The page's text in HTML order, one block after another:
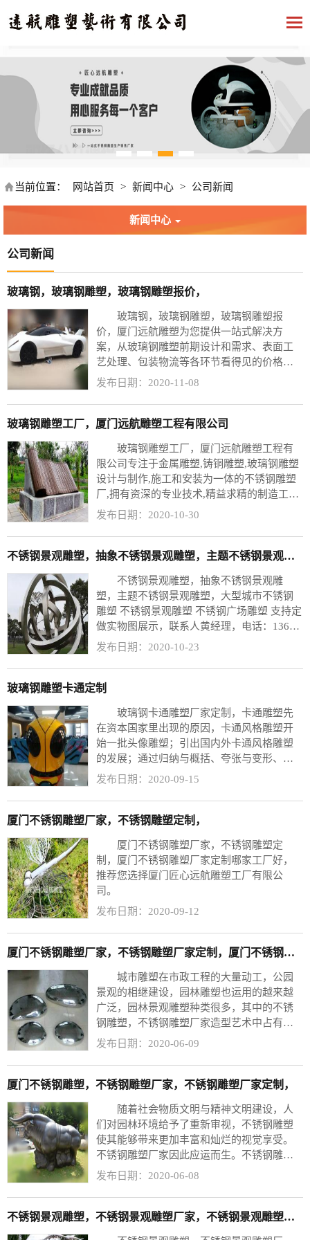
当前位置： 网站首页 > 新闻中心 > 公司新闻
新闻中心
公司新闻
玻璃钢，玻璃钢雕塑，玻璃钢雕塑报价，
玻璃钢，玻璃钢雕塑，玻璃钢雕塑报
价，厦门远航雕塑为您提供一站式解决方
案，从玻璃钢雕塑前期设计和需求、表面工
艺处理、包装物流等各环节看得见的价格计
算一切尽在您掌握中，联系远航雕塑厂家，
塑批发价格要多少钱？可以这样说吧一分钱
一分货，批量生产减少模具开发成本的玻璃
发布日期：2020-11-08
玻璃钢雕塑工厂，厦门远航雕塑工程有限公司
玻璃钢雕塑工厂，厦门远航雕塑工程有
限公司专注于金属雕塑,铸铜雕塑,玻璃钢雕塑
设计与制作,施工和安装为一体的不锈钢雕塑
厂,拥有资深的专业技术,精益求精的制造工艺,
广受专业人士好评。 园林玻璃钢摆件，景观
不锈钢雕塑造型的刺厂家制作定制业务。
发布日期：2020-10-30
不锈钢景观雕塑，抽象不锈钢景观雕塑，主题不锈钢景观雕塑，
不锈钢景观雕塑，抽象不锈钢景观雕
塑，主题不锈钢景观雕塑，大型城市不锈钢
雕塑 不锈钢景观雕塑 不锈钢广场雕塑 支持定
做实物图展示，联系人黄经理，电话：13606
920160. 公园不锈钢雕塑是公园雕塑里面占据
趣不锈钢雕塑，不锈钢人物雕塑是不锈钢雕
塑的一种形式，童趣雕塑，生动活泼。彩色
是一种非常创意的五彩球。
发布日期：2020-10-23
玻璃钢雕塑卡通定制
玻璃钢卡通雕塑厂家定制，卡通雕塑先
在资本国家里出现的原因，卡通风格雕塑开
始一批头像雕塑；引出国内外卡通风格雕塑
的发展；通过归纳与概括、夸张与变形、体
感对比的主题空间创造这些特点使卡通风格
以实例来进行论证。
发布日期：2020-09-15
厦门不锈钢雕塑厂家，不锈钢雕塑定制，
厦门不锈钢雕塑厂家，不锈钢雕塑定
制，厦门不锈钢雕塑厂家定制哪家工厂好，
推荐您选择厦门匠心远航雕塑工厂有限公
司。
发布日期：2020-09-12
厦门不锈钢雕塑厂家，不锈钢雕塑厂家定制，厦门不锈钢雕塑工厂，
城市雕塑在市政工程的大量动工，公园
景观的相继建设，园林雕塑也运用的越来越
广泛，园林景观雕塑种类很多，其中的不锈
钢雕塑，不锈钢雕塑厂家造型艺术中占有十
分重要的作用。并且时间的发展和生产工具
展。不锈钢雕塑厂家定制丰富的园林雕塑给
了现代的园林更加丰富的选材内容，在突出
发布日期：2020-06-09
厦门不锈钢雕塑，不锈钢雕塑厂家，不锈钢雕塑厂家定制，
随着社会物质文明与精神文明建设，人
们对园林环境给予了重新审视，不锈钢雕塑
使其能够带来更加丰富和灿烂的视觉享受。
不锈钢雕塑厂家因此应运而生。不锈钢雕塑
厂家定制通过艺术形象 可反映一定的社会风
景的作用，又可成为园林某一局部甚至全园
的构图中心。园林雕塑是园林环境中的一个
发布日期：2020-06-08
不锈钢景观雕塑，不锈钢景观雕塑厂家，不锈钢景观雕塑定制，